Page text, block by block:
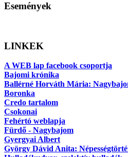
Események
LINKEK
A WEB lap facebook csoportja
Bajomi krónika
Ballérné Horváth Mária:
Boronka
Credo tartalom
Csokonai
Fehértó weblapja
Fürdő - Nagybajom
Gyergyai Albert
György Dávid Anita: